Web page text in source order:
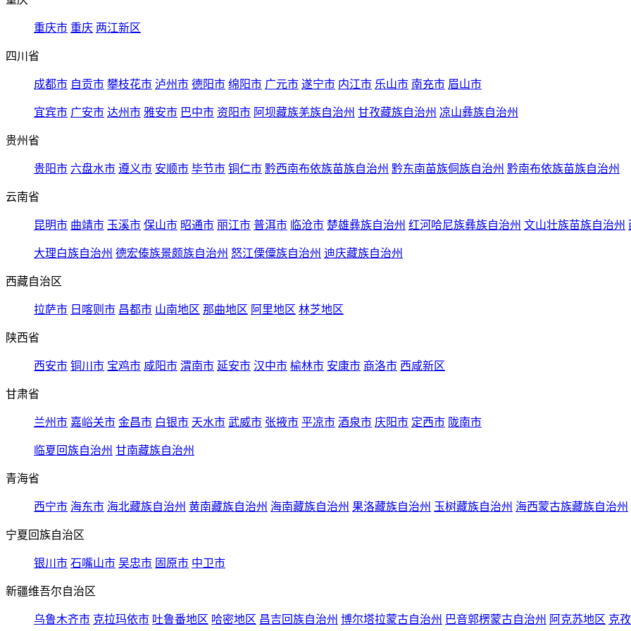
重庆市 重庆 两江新区
四川省
成都市 自贡市 攀枝花市 泸州市 德阳市 绵阳市 广元市 遂宁市 内江市 乐山市 南充市 眉山市
宜宾市 广安市 达州市 雅安市 巴中市 资阳市 阿坝藏族羌族自治州 甘孜藏族自治州 凉山彝族自治州
贵州省
贵阳市 六盘水市 遵义市 安顺市 毕节市 铜仁市 黔西南布依族苗族自治州 黔东南苗族侗族自治州 黔南布依族苗族自治州
云南省
昆明市 曲靖市 玉溪市 保山市 昭通市 丽江市 普洱市 临沧市 楚雄彝族自治州 红河哈尼族彝族自治州 文山壮族苗族自治州
大理白族自治州 德宏傣族景颇族自治州 怒江傈僳族自治州 迪庆藏族自治州
西藏自治区
拉萨市 日喀则市 昌都市 山南地区 那曲地区 阿里地区 林芝地区
陕西省
西安市 铜川市 宝鸡市 咸阳市 渭南市 延安市 汉中市 榆林市 安康市 商洛市 西咸新区
甘肃省
兰州市 嘉峪关市 金昌市 白银市 天水市 武威市 张掖市 平凉市 酒泉市 庆阳市 定西市 陇南市
临夏回族自治州 甘南藏族自治州
青海省
西宁市 海东市 海北藏族自治州 黄南藏族自治州 海南藏族自治州 果洛藏族自治州 玉树藏族自治州 海西蒙古族藏族自治州
宁夏回族自治区
银川市 石嘴山市 吴忠市 固原市 中卫市
新疆维吾尔自治区
乌鲁木齐市 克拉玛依市 吐鲁番地区 哈密地区 昌吉回族自治州 博尔塔拉蒙古自治州 巴音郭楞蒙古自治州 阿克苏地区 克